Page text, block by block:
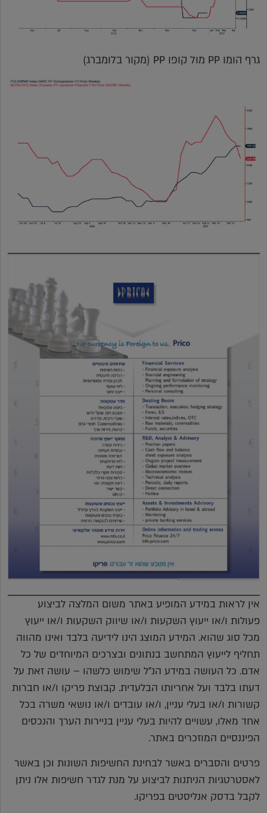
גרף הומו PP מול קופו PP (מקור בלומברג)
אין לראות במידע המופיע באתר משום המלצה לביצוע
פעולות ו/או ייעוץ השקעות ו/או שיווק השקעות ו/או ייעוץ
מכל סוג שהוא. המידע המוצג הינו לידיעה בלבד ואינו מהווה
תחליף לייעוץ המתחשב בנתונים ובצרכים המיוחדים של כל
אדם. כל העושה במידע הנ"ל שימוש כלשהו – עושה זאת על
דעתו בלבד ועל אחריותו הבלעדית. קבוצת פריקו ו/או חברות
קשורות ו/או בעלי עניין, ו/או עובדים ו/או נושאי משרה בכל
אחד מאלו, עשויים להיות בעלי עניין בניירות הערך והנכסים
הפיננסיים המוזכרים באתר.
פרטים והסברים באשר לבחינת החשיפות השונות וכן באשר
לאסטרטגיות הניתנות לביצוע על מנת לגדר חשיפות אלו ניתן
לקבל בדסק אנליסטים בפריקו.